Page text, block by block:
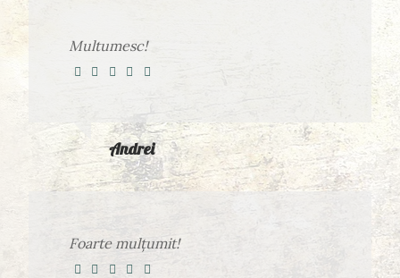
Multumesc!
Andrei
Foarte mulțumit!